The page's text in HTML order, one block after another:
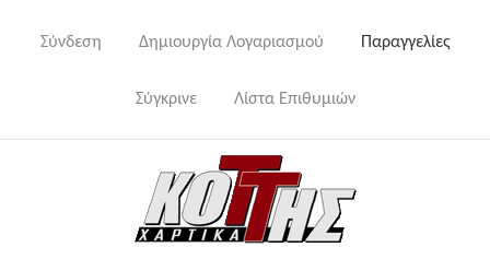
Σύνδεση Δημιουργία Λογαριασμού Παραγγελίες
Σύγκρινε Λίστα Επιθυμιών